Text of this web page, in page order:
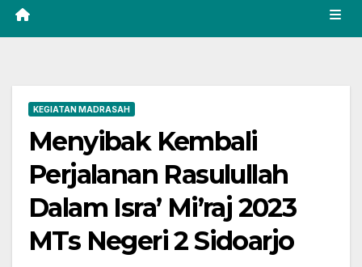
KEGIATAN MADRASAH
Menyibak Kembali
Perjalanan Rasulullah
Dalam Isra’ Mi’raj 2023
MTs Negeri 2 Sidoarjo